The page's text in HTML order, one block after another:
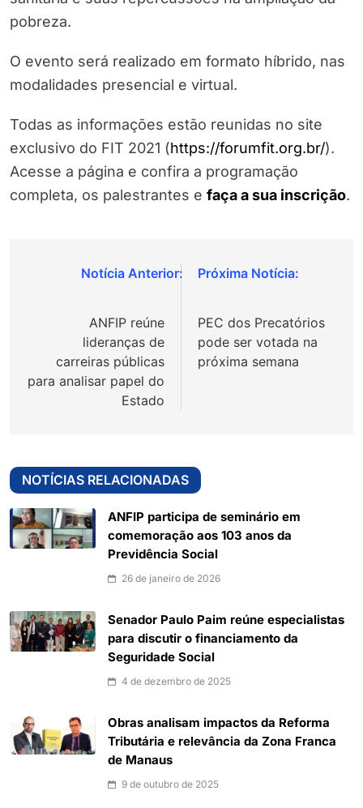
pobreza.
O evento será realizado em formato híbrido, nas
modalidades presencial e virtual.
Todas as informações estão reunidas no site
exclusivo do FIT 2021 (https://forumfit.org.br/).
Acesse a página e confira a programação
completa, os palestrantes e faça a sua inscrição.
Navegação
ANFIP reúne
lideranças de
carreiras públicas
para analisar papel do
Estado
PEC dos Precatórios
pode ser votada na
próxima semana
NOTÍCIAS RELACIONADAS
ANFIP participa de seminário em
comemoração aos 103 anos da
Previdência Social
26 de janeiro de 2026
Senador Paulo Paim reúne especialistas
para discutir o financiamento da
Seguridade Social
4 de dezembro de 2025
Obras analisam impactos da Reforma
Tributária e relevância da Zona Franca
de Manaus
9 de outubro de 2025